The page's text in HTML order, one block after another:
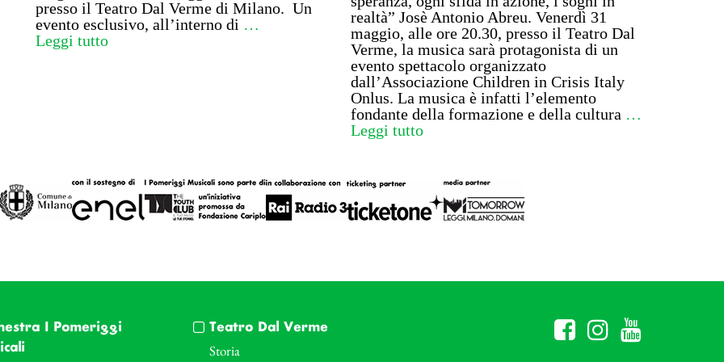
presso il Teatro Dal Verme di Milano. Un
evento esclusivo, all’interno di …
Leggi tutto
realtà” Josè Antonio Abreu. Venerdì 31
maggio, alle ore 20.30, presso il Teatro Dal
Verme, la musica sarà protagonista di un
evento spettacolo organizzato
dall’Associazione Children in Crisis Italy
Onlus. La musica è infatti l’elemento
fondante della formazione e della cultura …
Leggi tutto
I Pomeriggi
Teatro Dal Verme
Storia